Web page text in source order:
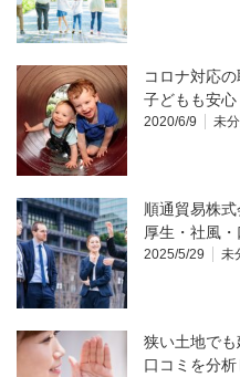
コロナ対応
子どもも安心
2020/6/9 未
順通貿易株
厚生・社風
2025/5/29 未
狭い土地で
口コミを分